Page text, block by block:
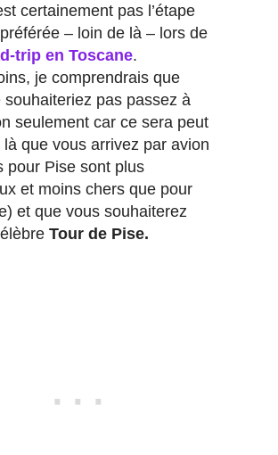
certainement pas l’étape
– loin de là – lors de
trip en Toscane.
je comprendrais que
souhaiteriez pas passez à
seulement car ce sera peut
là que vous arrivez par avion
pour Pise sont plus
et moins chers que pour
et que vous souhaiterez
Tour de Pise.